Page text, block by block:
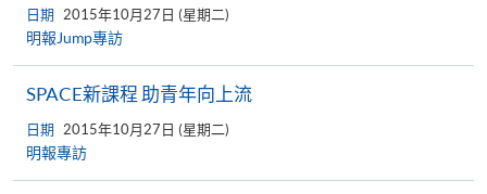
日期 2015年10月27日 (星期二)
明報Jump專訪
SPACE新課程 助青年向上流
日期 2015年10月27日 (星期二)
明報專訪